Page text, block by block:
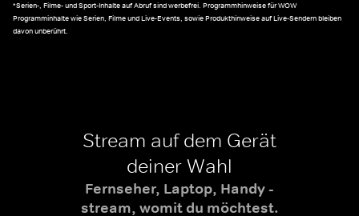
*Serien-, Filme- und Sport-Inhalte auf Abruf sind werbefrei. Programmhinweise für WOW
Programminhalte wie Serien, Filme und Live-Events, sowie Produkthinweise auf Live-Sendern bleiben
davon unberührt.
Stream auf dem Gerät
deiner Wahl
Fernseher, Laptop, Handy -
stream, womit du möchtest.